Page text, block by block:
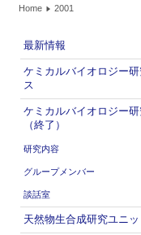
Home 2001
最新情報
ケミカルバイオロジー
ス
ケミカルバイオロジー
（終了）
研究内容
グループメンバー
談話室
天然物生合成研究ユニッ